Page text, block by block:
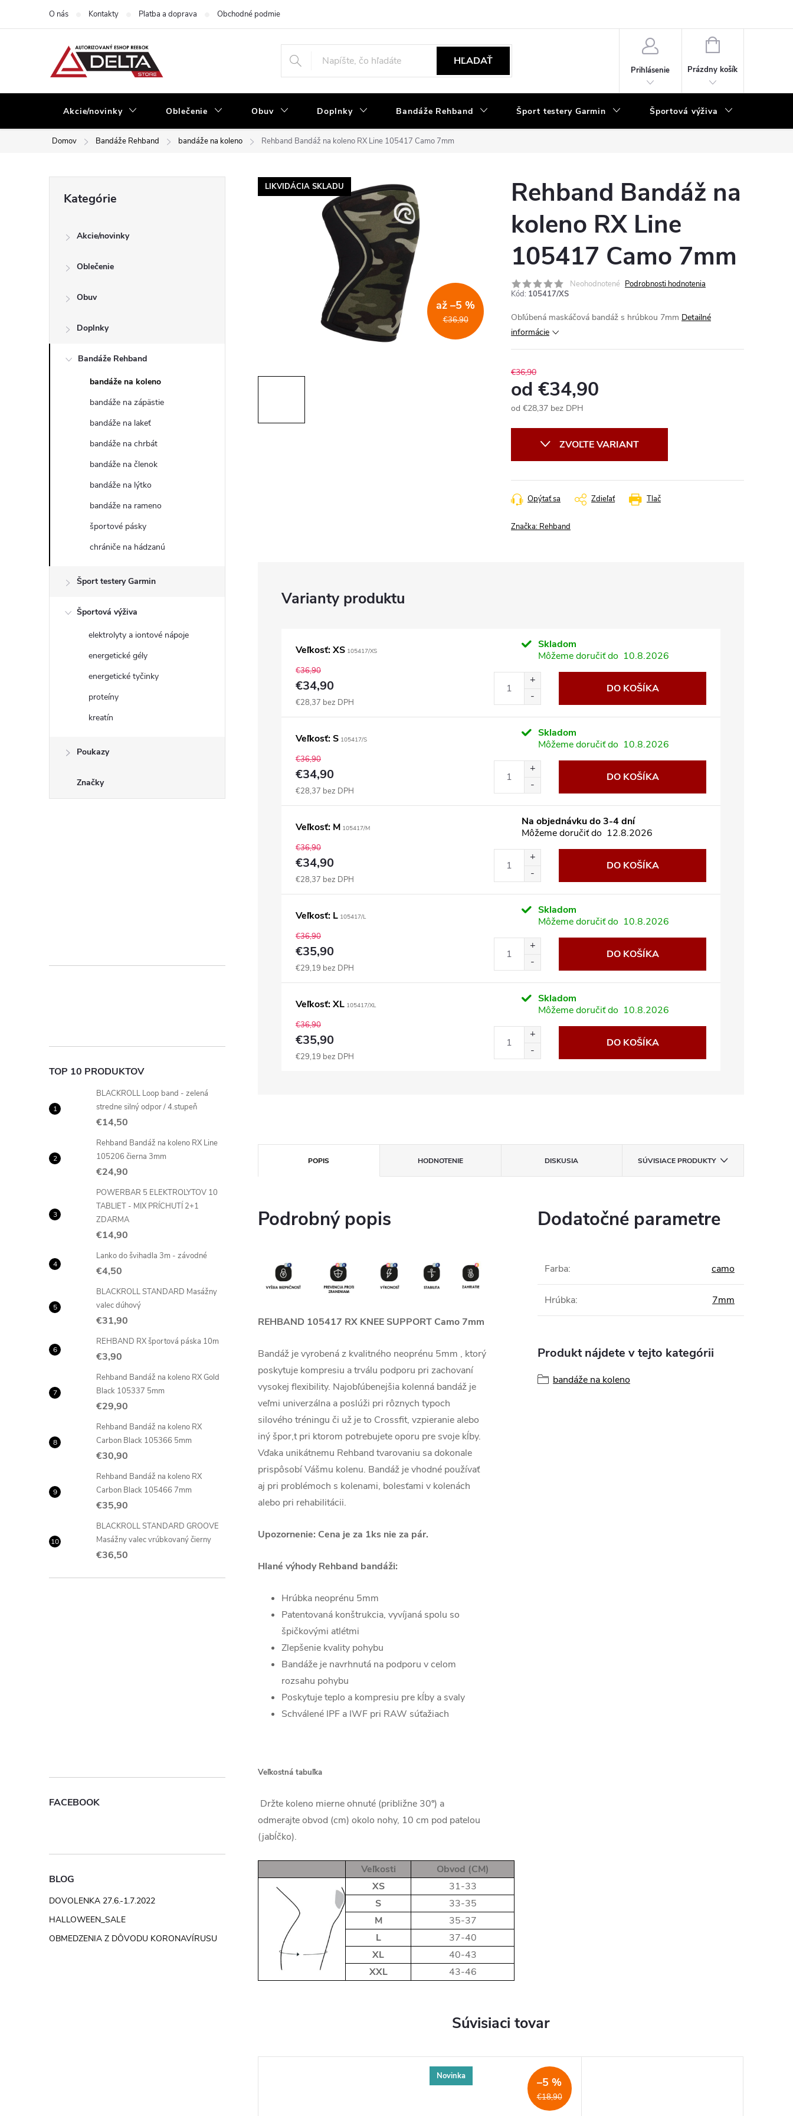
O nás Kontakty Platba a doprava Obchodné podmienky
HĽADAŤ
Prihlásenie
NÁKUPNÝ
Prázdny košík
Akcie/novinky Oblečenie Obuv Doplnky Bandáže Rehband Šport testery Garmin Športová výživa
Domov Bandáže Rehband bandáže na koleno Rehband Bandáž na koleno RX Line 105417 Camo 7mm
p
kategórie
Kategórie
Akcie/novinky
Oblečenie
Obuv
Doplnky
Bandáže Rehband
bandáže na koleno
bandáže na zápästie
bandáže na lakeť
bandáže na chrbát
bandáže na členok
bandáže na lýtko
bandáže na rameno
športové pásky
chrániče na hádzanú
Šport testery Garmin
Športová výživa
elektrolyty a iontové nápoje
energetické gély
energetické tyčinky
proteíny
kreatín
Poukazy
Značky
TOP 10 PRODUKTOV
BLACKROLL Loop band - zelená
stredne silný odpor / 4.stupeň
€14,50
Rehband Bandáž na koleno RX Line
105206 čierna 3mm
€24,90
POWERBAR 5 ELEKTROLYTOV 10
TABLIET - MIX PRÍCHUTÍ 2+1
ZDARMA
€14,90
Lanko do švihadla 3m - závodné
€4,50
BLACKROLL STANDARD Masážny
valec dúhový
€31,90
REHBAND RX športová páska 10m
€3,90
Rehband Bandáž na koleno RX Gold
Black 105337 5mm
€29,90
Rehband Bandáž na koleno RX
Carbon Black 105366 5mm
€30,90
Rehband Bandáž na koleno RX
Carbon Black 105466 7mm
€35,90
BLACKROLL STANDARD GROOVE
Masážny valec vrúbkovaný čierny
€36,50
FACEBOOK
BLOG
DOVOLENKA 27.6.-1.7.2022
HALLOWEEN_SALE
OBMEDZENIA Z DÔVODU KORONAVÍRUSU
LIKVIDÁCIA SKLADU
€36,90
až –5 %
Rehband Bandáž na
koleno RX Line
105417 Camo 7mm
Neohodnotené Podrobnosti hodnotenia
Kód: 105417/XS
Obľúbená maskáčová bandáž s hrúbkou 7mm Detailné
informácie
€36,90
od €34,90
od €28,37 bez DPH
ZVOĽTE VARIANT
Tlač
Opýtať sa Zdieľať
Značka: Rehband
Veľkosť: XS 105417/XS
Skladom
Môžeme doručiť do 10.8.2026
€36,90
€34,90
€28,37 bez DPH
DO KOŠÍKA
Veľkosť: S 105417/S
Skladom
Môžeme doručiť do 10.8.2026
€36,90
€34,90
€28,37 bez DPH
DO KOŠÍKA
Veľkosť: M 105417/M
Na objednávku do 3-4 dní
Môžeme doručiť do 12.8.2026
€36,90
€34,90
€28,37 bez DPH
DO KOŠÍKA
Veľkosť: L 105417/L
Skladom
Môžeme doručiť do 10.8.2026
€36,90
€35,90
€29,19 bez DPH
DO KOŠÍKA
Veľkosť: XL 105417/XL
Skladom
Môžeme doručiť do 10.8.2026
€36,90
€35,90
€29,19 bez DPH
DO KOŠÍKA
POPIS HODNOTENIE DISKUSIA SÚVISIACE PRODUKTY
Podrobný popis
REHBAND 105417 RX KNEE SUPPORT Camo 7mm
Bandáž je vyrobená z kvalitného neoprénu 5mm , ktorý
poskytuje kompresiu a trválu podporu pri zachovaní
vysokej flexibility. Najobľúbenejšia kolenná bandáž je
veľmi univerzálna a poslúži pri rôznych typoch
silového tréningu či už je to Crossfit, vzpieranie alebo
iný špor,t pri ktorom potrebujete oporu pre svoje kĺby.
Vďaka unikátnemu Rehband tvarovaniu sa dokonale
prispôsobí Vášmu kolenu. Bandáž je vhodné používať
aj pri problémoch s kolenami, bolesťami v kolenách
alebo pri rehabilitácii.
Upozornenie: Cena je za 1ks nie za pár.
Hlané výhody Rehband bandáži:
Hrúbka neoprénu 5mm
Patentovaná konštrukcia, vyvíjaná spolu so
špičkovými atlétmi
Zlepšenie kvality pohybu
Bandáže je navrhnutá na podporu v celom
rozsahu pohybu
Poskytuje teplo a kompresiu pre kĺby a svaly
Schválené IPF a IWF pri RAW súťažiach
Veľkostná tabuľka
Držte koleno mierne ohnuté (približne 30º) a
odmerajte obvod (cm) okolo nohy, 10 cm pod patelou
(jabĺčko).
Veľkosti
Obvod (CM)
XS
31-33
S
33-35
M
35-37
L
37-40
XL
40-43
XXL
43-46
Dodatočné parametre
Farba: camo
Hrúbka: 7mm
Produkt nájdete v tejto kategórii
bandáže na koleno
Súvisiaci tovar
Novinka
€18,90
–5 %